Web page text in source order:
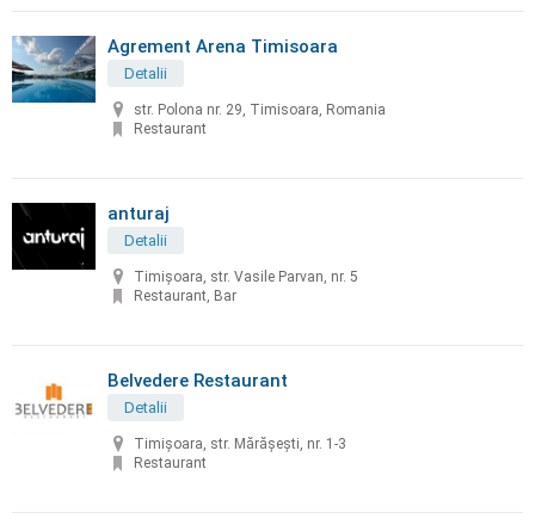
Agrement Arena Timisoara
Detalii
str. Polona nr. 29, Timisoara, Romania
Restaurant
anturaj
Detalii
Timișoara, str. Vasile Parvan, nr. 5
Restaurant, Bar
Belvedere Restaurant
Detalii
Timișoara, str. Mărășești, nr. 1-3
Restaurant